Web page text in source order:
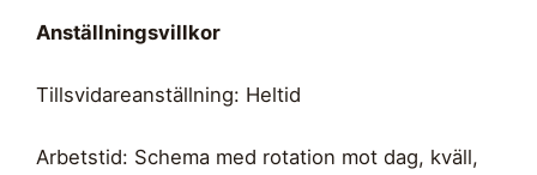
Anställningsvillkor
Tillsvidareanställning: Heltid
Arbetstid: Schema med rotation mot dag, kväll,